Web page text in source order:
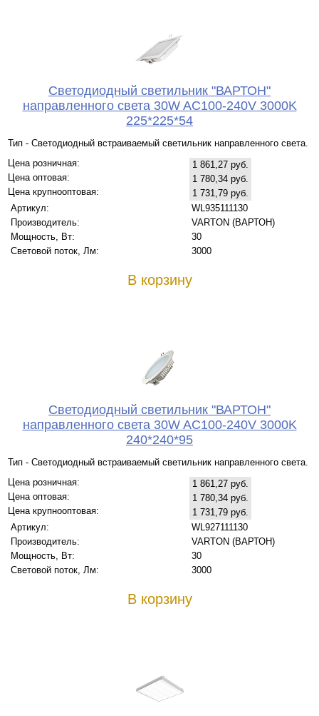
Светодиодный светильник "ВАРТОН"
направленного света 30W AC100-240V 3000K
225*225*54
Тип - Светодиодный встраиваемый светильник направленного света.
Цена розничная:
1 861,27 руб.
Цена оптовая:
1 780,34 руб.
Цена крупнооптовая:
1 731,79 руб.
Артикул:
WL935111130
Производитель:
VARTON (ВАРТОН)
Мощность, Вт:
30
Световой поток, Лм:
3000
В корзину
Светодиодный светильник "ВАРТОН"
направленного света 30W AC100-240V 3000K
240*240*95
Тип - Светодиодный встраиваемый светильник направленного света.
Цена розничная:
1 861,27 руб.
Цена оптовая:
1 780,34 руб.
Цена крупнооптовая:
1 731,79 руб.
Артикул:
WL927111130
Производитель:
VARTON (ВАРТОН)
Мощность, Вт:
30
Световой поток, Лм:
3000
В корзину